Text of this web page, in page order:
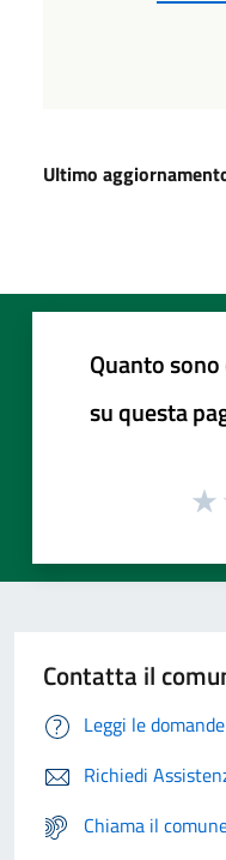
Ultimo
Quanto
su questa
Contatta il
Leggi le
Richiedi
Chiama il